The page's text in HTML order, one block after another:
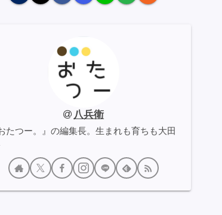
八兵衛
おたつー。』の編集長。生まれも育ちも大田